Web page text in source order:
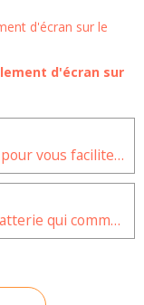
d'écran sur
Un vrai traducteur dans votre poche pour vous faciliter la communication
Comment régler le problème de la batterie qui commence à se décharger rapidement sur iPhone Xs Max ?